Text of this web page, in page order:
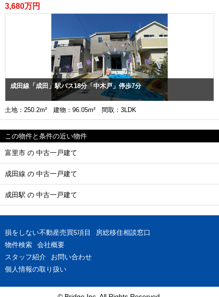
3,680万円
成田線「成田」駅バス18分「中木戸」停歩7分
土地：250.2m² 建物：96.05m² 間取：3LDK
この物件と条件の近い物件
富里市 の 中古一戸建て
成田線 の 中古一戸建て
成田駅 の 中古一戸建て
損をしない不動産売買5項目
房総移住相談窓口
物件検索
会社概要
スタッフ紹介
お問い合わせ
個人情報の取り扱い